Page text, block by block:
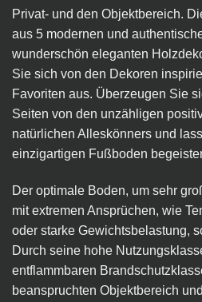
Privat- und den Objektbereich.
aus 5 modernen und
wunderschön eleganten
Sie sich von den Dekoren
Favoriten aus. Überzeugen Sie
Seiten von den unzähligen
natürlichen Alleskönners und
einzigartigen Fußboden
Der optimale Boden, um sehr
mit extremen Ansprüchen, wie
oder starke Gewichtsbelastung,
Durch seine hohe
entflammbaren
beanspruchten Objektbereich